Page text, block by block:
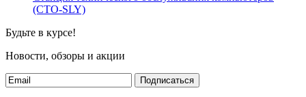
(СТО-SLY)
Будьте в курсе!
Новости, обзоры и акции
Подписаться